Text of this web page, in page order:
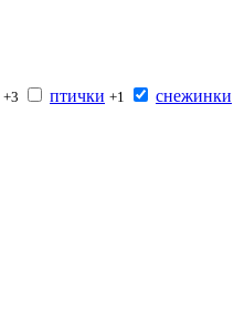
+3 птички +1 снежинки